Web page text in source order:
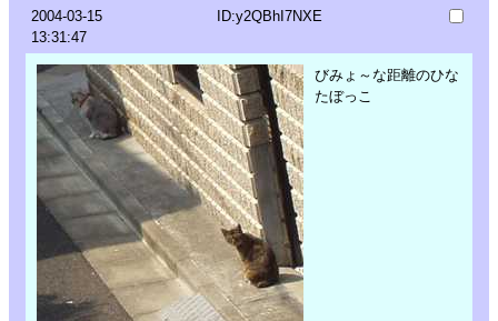
2004-03-15
13:31:47
ID:y2QBhI7NXE
びみょ～な距離のひな
たぼっこ